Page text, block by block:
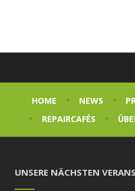
HOME NEWS
REPAIRCAFÉS
UNSERE NÄCHSTEN